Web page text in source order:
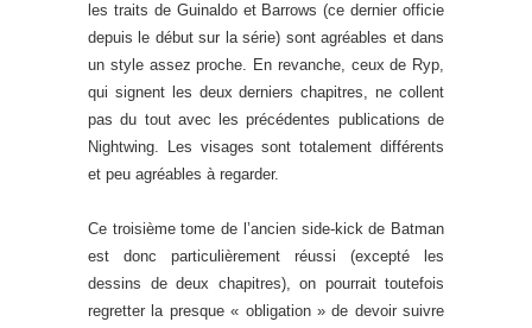
les traits de Guinaldo et Barrows (ce dernier officie
depuis le début sur la série) sont agréables et dans
un style assez proche. En revanche, ceux de Ryp,
qui signent les deux derniers chapitres, ne collent
pas du tout avec les précédentes publications de
Nightwing. Les visages sont totalement différents
et peu agréables à regarder.
Ce troisième tome de l’ancien side-kick de Batman
est donc particulièrement réussi (excepté les
dessins de deux chapitres), on pourrait toutefois
regretter la presque « obligation » de devoir suivre